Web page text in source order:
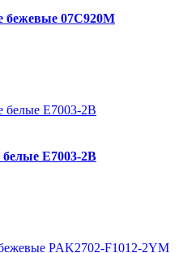
бежевые 07C920M
E7003-2B